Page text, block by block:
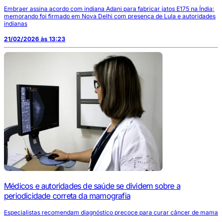
Embraer assina acordo com indiana Adani para fabricar jatos E175 na Índia;
memorando foi firmado em Nova Delhi com presença de Lula e autoridades
indianas
21/02/2026 às 13:23
Médicos e autoridades de saúde se dividem sobre a
periodicidade correta da mamografia
Especialistas recomendam diagnóstico precoce para curar câncer de mama